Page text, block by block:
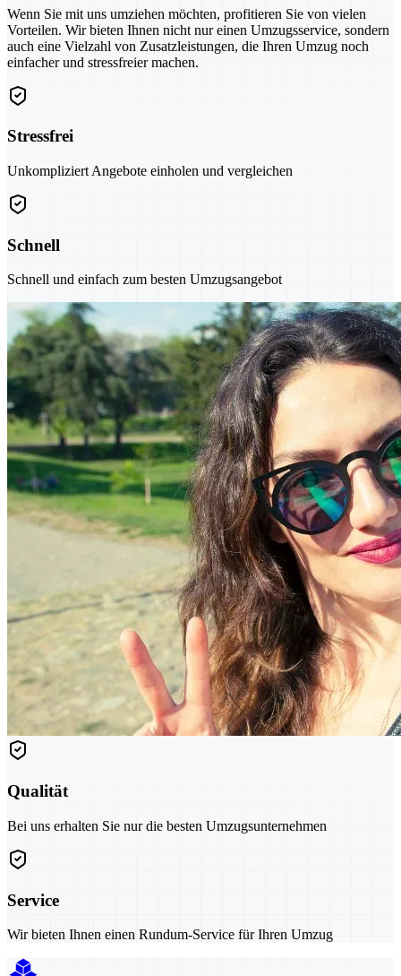
Wenn Sie mit uns umziehen möchten, profitieren Sie von vielen
Vorteilen. Wir bieten Ihnen nicht nur einen Umzugsservice, sondern
auch eine Vielzahl von Zusatzleistungen, die Ihren Umzug noch
einfacher und stressfreier machen.
Stressfrei
Unkompliziert Angebote einholen und vergleichen
Schnell
Schnell und einfach zum besten Umzugsangebot
Qualität
Bei uns erhalten Sie nur die besten Umzugsunternehmen
Service
Wir bieten Ihnen einen Rundum-Service für Ihren Umzug